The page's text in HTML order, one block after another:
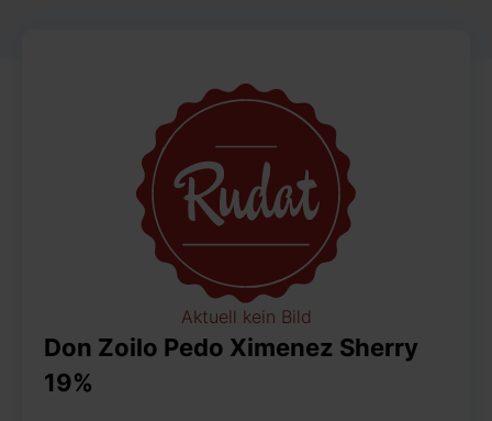
Aktuell kein Bild
Don Zoilo Pedo Ximenez Sherry
19%